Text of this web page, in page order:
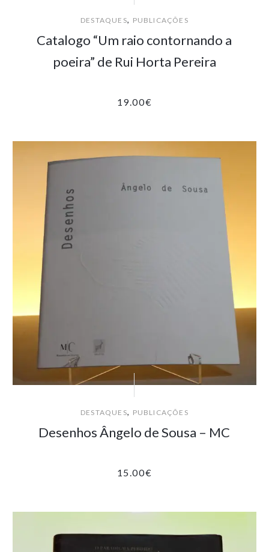
DESTAQUES, PUBLICAÇÕES
Catalogo “Um raio contornando a
poeira” de Rui Horta Pereira
19.00€
DESTAQUES, PUBLICAÇÕES
Desenhos Ângelo de Sousa – MC
15.00€